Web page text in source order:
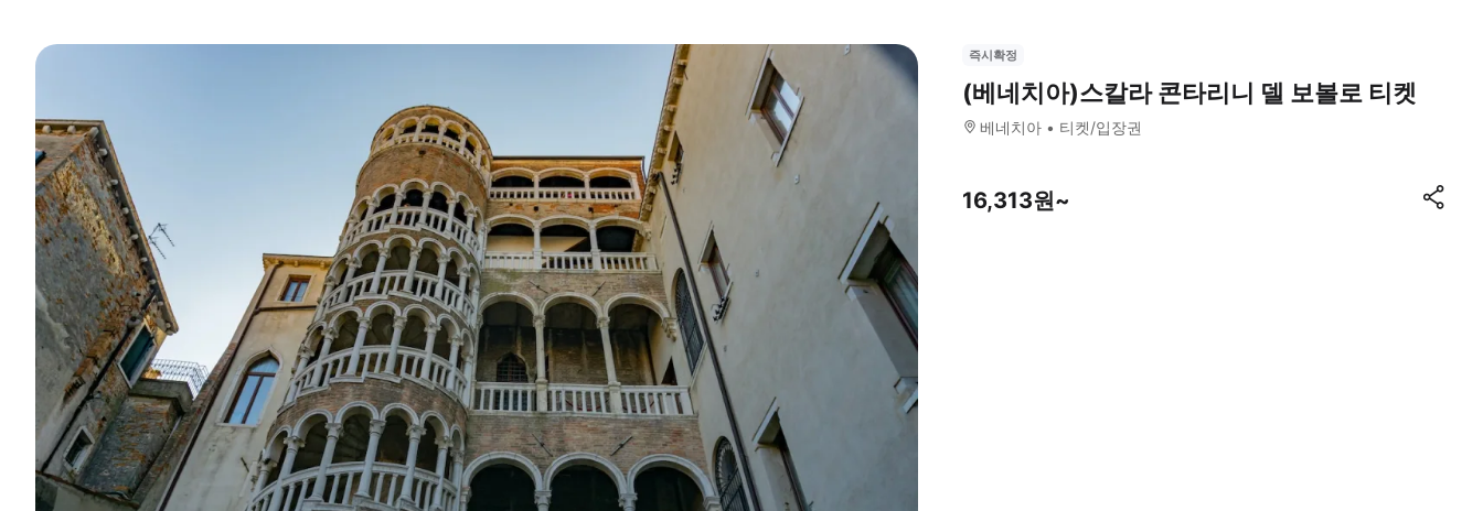
즉시확정
(베네치아)스칼라 콘타리니 델 보볼로 티켓
베네치아 티켓/입장권
16,313원~